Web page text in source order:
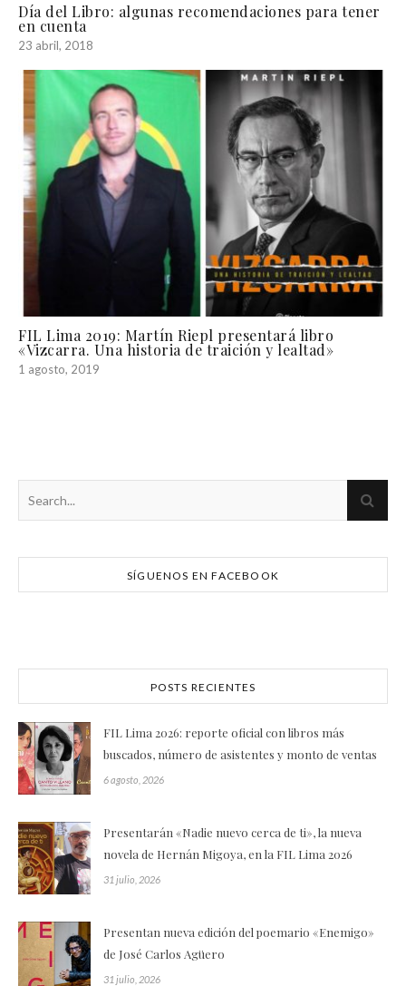
Día del Libro: algunas recomendaciones para tener
en cuenta
23 abril, 2018
FIL Lima 2019: Martín Riepl presentará libro
«Vizcarra. Una historia de traición y lealtad»
1 agosto, 2019
SÍGUENOS EN FACEBOOK
POSTS RECIENTES
FIL Lima 2026: reporte oficial con libros más
buscados, número de asistentes y monto de ventas
6 agosto, 2026
Presentarán «Nadie nuevo cerca de ti», la nueva
novela de Hernán Migoya, en la FIL Lima 2026
31 julio, 2026
Presentan nueva edición del poemario «Enemigo»
de José Carlos Agüero
31 julio, 2026